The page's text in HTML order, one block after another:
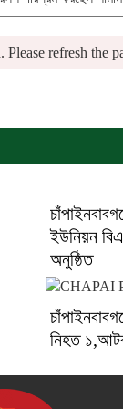
refresh the
ইউনিয়ন
অনুষ্ঠিত
নিহত